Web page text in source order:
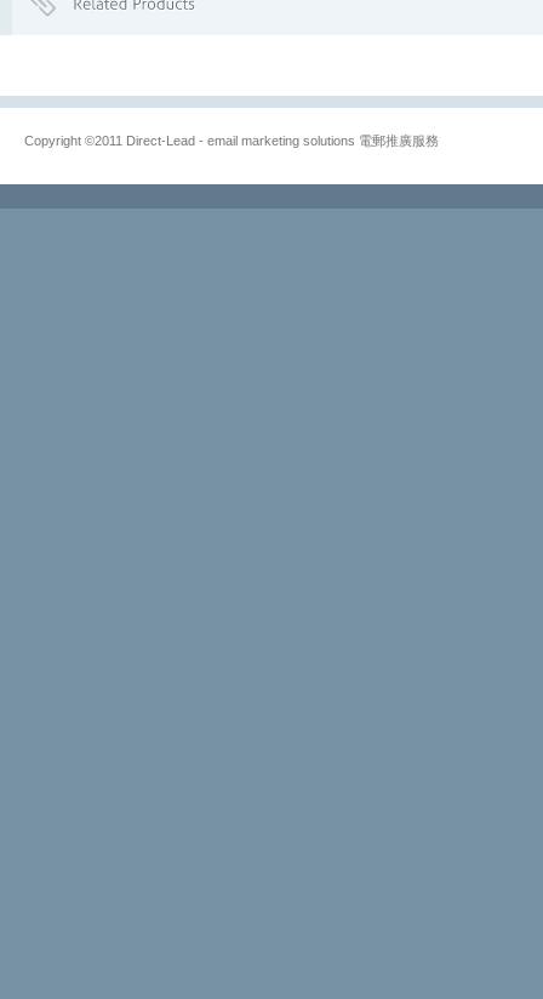
Copyright ©2011 Direct-Lead - email marketing solutions 電郵推廣服務